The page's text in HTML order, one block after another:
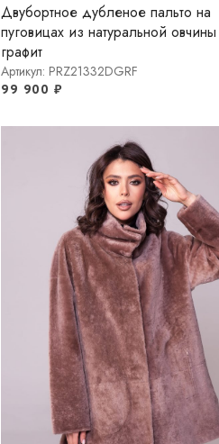
Двубортное дубленое пальто на
пуговицах из натуральной овчины
графит
Артикул: PRZ21332DGRF
99 900 ₽